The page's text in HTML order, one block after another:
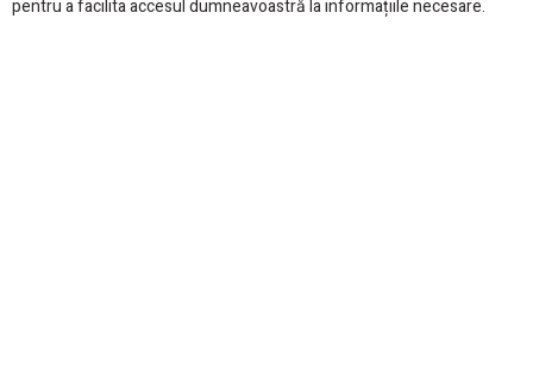
pentru a facilita accesul dumneavoastră la informațiile necesare.